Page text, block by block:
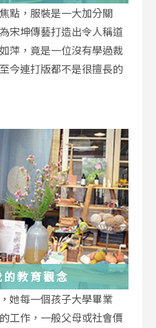
點，服裝是一大加分關
宋坤傳藝打造出令人稱道
萍，竟是一位沒有學過裁
今連打版都不是很擅長的
－楊阿春 我的教育觀念
她每一個孩子大學畢業
工作，一般父母或社會價